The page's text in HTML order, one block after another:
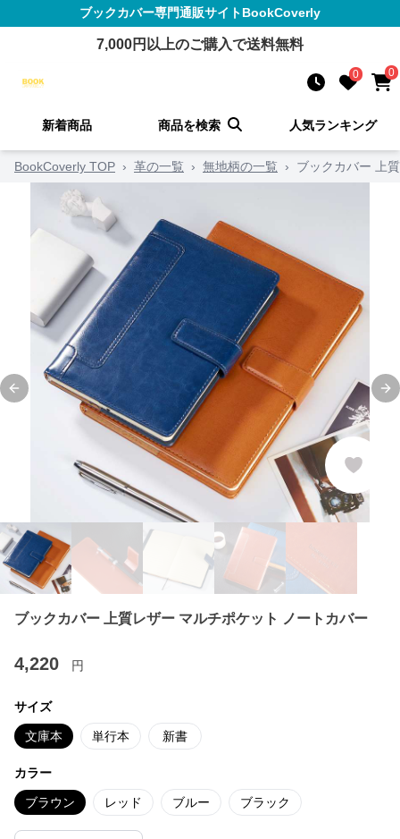
ブックカバー専門通販サイトBookCoverly
7,000円以上のご購入で送料無料
0 0
新着商品 商品を検索 人気ランキング
BookCoverly TOP › 革の一覧 › 無地柄の一覧 › ブックカバー 上
Previous slide
ブックカバー 上質レザー マルチポケット ノートカバー
4,220 円
サイズ
文庫本 単行本 新書
カラー
ブラウン レッド ブルー ブラック